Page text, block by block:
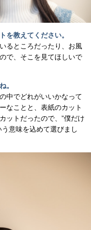
を教えてください。
るところだったり、お風
で、そこを見てほしいで
。
中でどれがいいかなって
なことと、表紙のカット
ットだったので、”僕だけ
意味を込めて選びまし